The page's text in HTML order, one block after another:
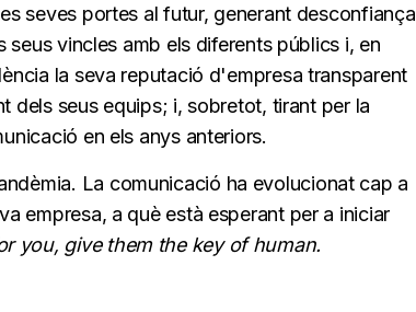
seves portes al futur, generant desconfiança
vincles amb els diferents públics i, en
la seva reputació d'empresa transparent
dels seus equips; i, sobretot, tirant per la
en els anys anteriors.
La comunicació ha evolucionat cap a
empresa, a què està esperant per a iniciar
you, give them the key of human.